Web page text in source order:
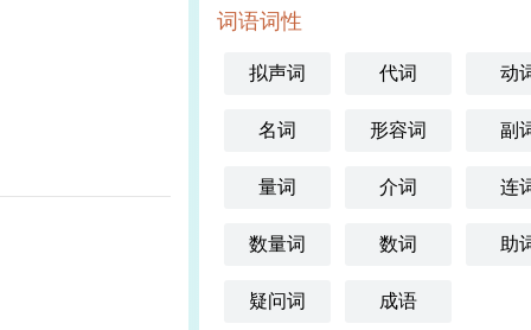
词语词性
拟声词 代词 动
名词 形容词 副
量词 介词 连
数量词 数词 助
疑问词 成语